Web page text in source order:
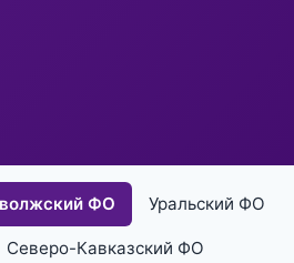
ФО Уральский ФО
Северо-Кавказский ФО